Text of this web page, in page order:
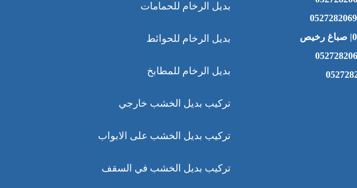
بديل الرخام للحمامات
بديل الرخام للحوائط
بديل الرخام للمطابخ
تركيب بديل الخشب خارجي
تركيب بديل الخشب على الابواب
تركيب بديل الخشب في السقف